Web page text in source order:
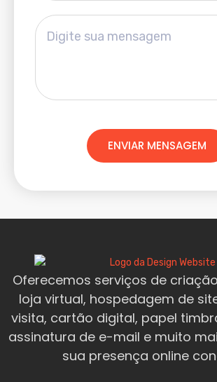
ENVIAR MENSAGEM
Oferecemos serviços de
loja virtual, hospedagem de
visita, cartão digital, papel
assinatura de e-mail e muito
sua presença online